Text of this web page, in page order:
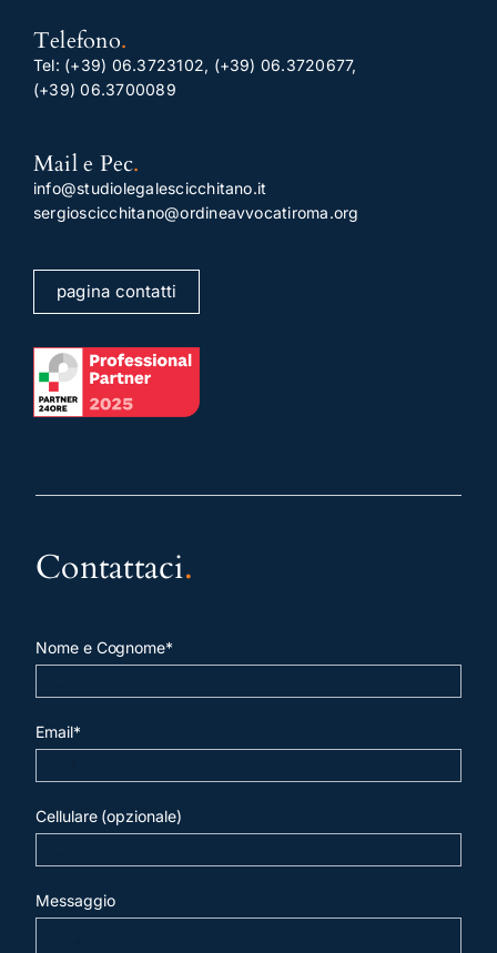
Telefono.
Tel: (+39) 06.3723102, (+39) 06.3720677,
(+39) 06.3700089
Mail e Pec.
info@studiolegalescicchitano.it
sergioscicchitano@ordineavvocatiroma.org
pagina contatti
Contattaci.
Nome e Cognome*
Email*
Cellulare (opzionale)
Messaggio